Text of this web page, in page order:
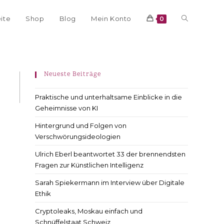
Shop Blog Mein Konto 0
Neueste Beiträge
Praktische und unterhaltsame Einblicke in die
Geheimnisse von KI
Hintergrund und Folgen von
Verschwörungsideologien
Ulrich Eberl beantwortet 33 der brennendsten
Fragen zur Künstlichen Intelligenz
Sarah Spiekermann im Interview über Digitale
Ethik
Cryptoleaks, Moskau einfach und
Schnüffelstaat Schweiz